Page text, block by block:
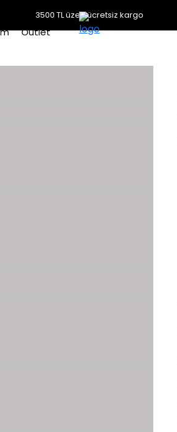
3500 TL üzeri ücretsiz kargo
Outlet